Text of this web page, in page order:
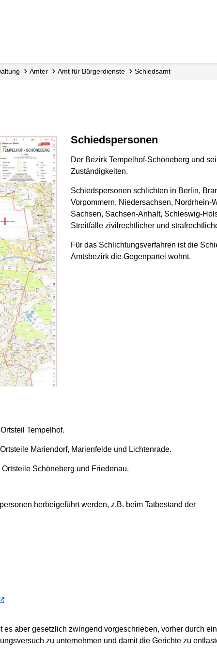
Ämter Amt für Bürgerdienste Schiedsamt
Schiedspersonen
Der Bezirk Tempelhof-Schöneberg und
Zuständigkeiten.
Schiedspersonen schlichten in Berlin,
Vorpommern, Niedersachsen, Nordrhein-
Sachsen, Sachsen-Anhalt, Schleswig-
Streitfälle zivilrechtlicher und
Für das Schlichtungsverfahren ist die
Amtsbezirk die Gegenpartei wohnt.
Tempelhof.
Mariendorf, Marienfelde und Lichtenrade.
Schöneberg und Friedenau.
herbeigeführt werden, z.B. beim Tatbestand der
es aber gesetzlich zwingend vorgeschrieben, vorher durch
zu unternehmen und damit die Gerichte zu